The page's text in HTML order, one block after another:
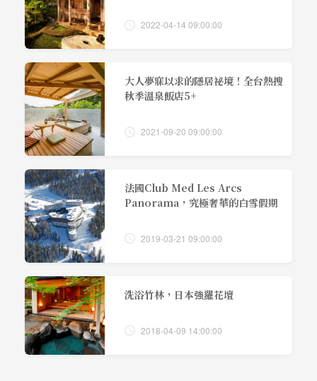
2022-04-14 09:00:00
大人夢寐以求的隱居祕境！全台熱搜
秋季溫泉飯店5+
2021-09-20 09:00:00
法國Club Med Les Arcs
Panorama，究極奢華的白雪假期
2019-03-21 09:00:00
洗浴竹林，日本強羅花壇
2018-04-09 14:00:00